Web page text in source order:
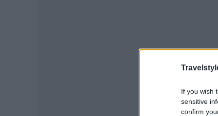
If you wish
sensitive
confirm